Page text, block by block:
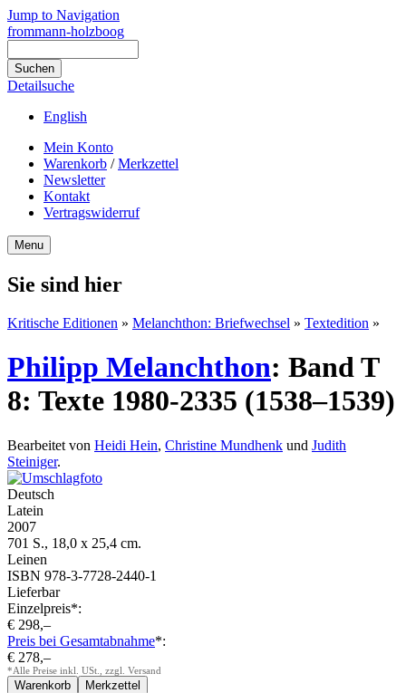
Jump to Navigation
frommann-holzboog
Detailsuche
English
Mein Konto
Warenkorb /Merkzettel
Newsletter
Kontakt
Vertragswiderruf
Menu
Sie sind hier
Kritische Editionen » Melanchthon: Briefwechsel » Textedition »
Philipp Melanchthon: Band T
8: Texte 1980-2335 (1538–1539)
Bearbeitet von Heidi Hein, Christine Mundhenk und Judith
Steiniger.
Deutsch
Latein
2007
701 S., 18,0 x 25,4 cm.
Leinen
ISBN 978-3-7728-2440-1
Lieferbar
Einzelpreis*:
€ 298,–
Preis bei Gesamtabnahme*:
€ 278,–
*Alle Preise inkl. USt., zzgl. Versand